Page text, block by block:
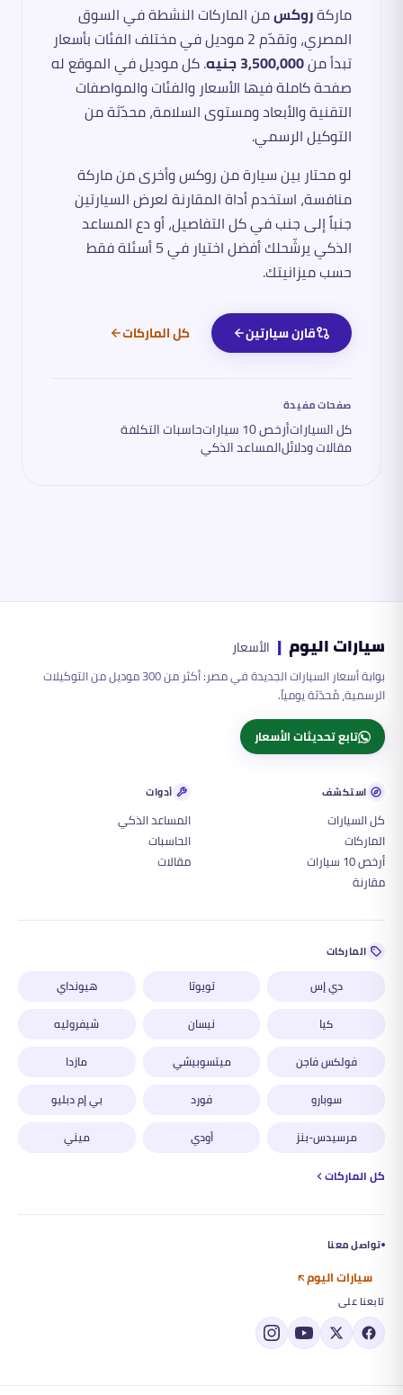
ماركةروكسمن الماركات النشطة في السوق
المصري، وتقدّم2موديل في مختلف الفئات بأسعار
تبدأ من3,500,000 جنيه
. كل موديل في الموقع له
صفحة كاملة فيها الأسعار والفئات والمواصفات
التقنية والأبعاد ومستوى السلامة، محدّثة من
التوكيل الرسمي.
لو محتار بين سيارة منروكسوأخرى من ماركة
منافسة، استخدم أداة المقارنة لعرض السيارتين
جنباً إلى جنب في كل التفاصيل، أو دع المساعد
الذكي يرشّحلك أفضل اختيار في 5 أسئلة فقط
حسب ميزانيتك.
قارن سيارتين كل الماركات
صفحات مفيدة
كل السياراتأرخص 10 سيارات حاسبات التكلفة
مقالات ودلائلالمساعد الذكي
سيارات اليوم | الأسعار
بوابة أسعار السيارات الجديدة في مصر: أكثر من 300 موديل من التوكيلات
الرسمية، مُحدّثة يومياً.
تابع تحديثات الأسعار
استكشف
كل السيارات
الماركات
أرخص 10 سيارات
مقارنة
أدوات
المساعد الذكي
الحاسبات
مقالات
الماركات
دي إس تويوتا
هيونداي
كيا
نيسان
شيفروليه
فولكس فاجن
ميتسوبيشي
مازدا
سوبارو
فورد
بي إم دبليو
مرسيدس-بنز
أودي
ميني
كل الماركات
تواصل معنا
سيارات اليوم
تابعنا على